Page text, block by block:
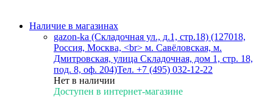
Наличие в магазинах
gazon-ka (Складочная ул., д.1, стр.18) (127018,
Россия, Москва, <br> м. Савёловская, м.
Дмитровская, улица Складочная, дом 1, стр. 18,
под. 8, оф. 204)Тел. +7 (495) 032-12-22
Нет в наличии
Доступен в интернет-магазине